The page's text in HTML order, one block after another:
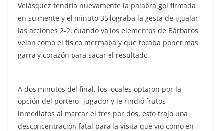
Velásquez tendría nuevamente la palabra gol firmada
en su mente y el minuto 35 lograba la gesta de igualar
las acciones 2-2, cuando ya los elementos de Bárbaros
veían como el físico mermaba y que tocaba poner mas
garra y corazón para sacar el resultado.
A dos minutos del final, los locales optaron por la
opción del portero -jugador y le rindió frutos
inmediatos al marcar el tres por dos, esto trajo una
desconcentración fatal para la visita que vio como en